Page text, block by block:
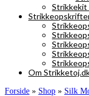
Strikkekit
Om
Forside » Shop » Silk